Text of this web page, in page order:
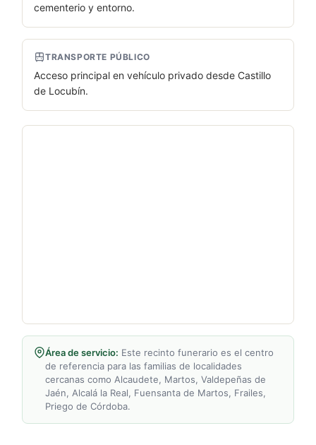
cementerio y entorno.
TRANSPORTE PÚBLICO
Acceso principal en vehículo privado desde Castillo
de Locubín.
Área de servicio: Este recinto funerario es el centro
de referencia para las familias de localidades
cercanas como Alcaudete, Martos, Valdepeñas de
Jaén, Alcalá la Real, Fuensanta de Martos, Frailes,
Priego de Córdoba.